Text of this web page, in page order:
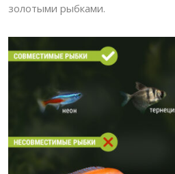
золотыми рыбками.